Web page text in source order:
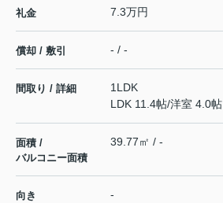
礼金 7.3万円
償却 / 敷引 - / -
間取り / 詳細
1LDK
LDK 11.4帖/洋室 4.0帖
面積 /
バルコニー面積
39.77㎡ / -
向き -